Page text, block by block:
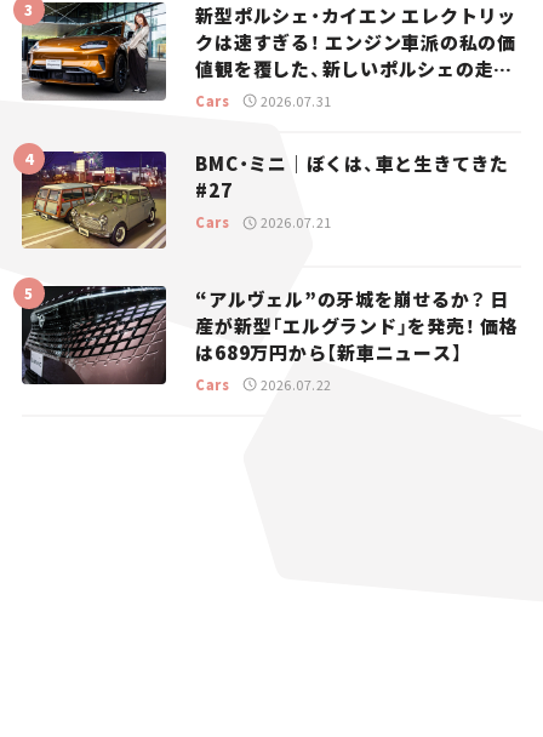
新型ポルシェ・カイエン エレクトリッ
クは速すぎる！ エンジン車派の私の価
値観を覆した、新しいポルシェの走
り。
Cars 2026.07.31
BMC・ミニ｜ぼくは、車と生きてきた
#27
Cars 2026.07.21
“アルヴェル”の牙城を崩せるか？ 日
産が新型「エルグランド」を発売！ 価格
は689万円から【新車ニュース】
Cars 2026.07.22